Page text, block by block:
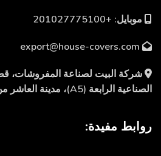
موبايل: +201027775100
الصناعية الرابعة (A5)، مدينة العاشر من رمضان، مصر.
روابط مفيدة: